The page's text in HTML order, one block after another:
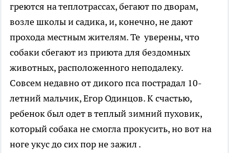
греются на теплотрассах, бегают по дворам,
возле школы и садика, и, конечно, не дают
прохода местным жителям. Те уверены, что
собаки сбегают из приюта для бездомных
животных, расположенного неподалеку.
Совсем недавно от дикого пса пострадал 10-
летний мальчик, Егор Одинцов. К счастью,
ребенок был одет в теплый зимний пуховик,
который собака не смогла прокусить, но вот на
ноге укус до сих пор не зажил .